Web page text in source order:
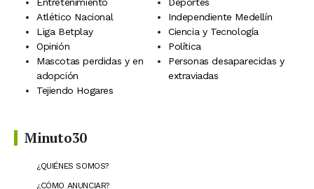
Atlético Nacional
Independiente Medellín
Liga Betplay
Ciencia y Tecnología
Opinión
Política
Mascotas perdidas y en
adopción
Personas desaparecidas y
extraviadas
Tejiendo Hogares
Minuto30
¿QUIÉNES SOMOS?
¿CÓMO ANUNCIAR?